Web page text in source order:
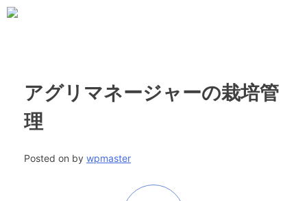
Skip
アグリマネージャーの栽培管
理
Posted on by wpmaster